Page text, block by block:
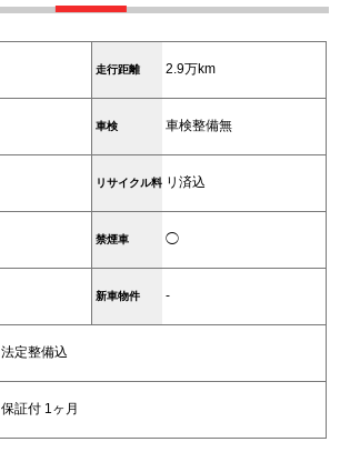
走行距離 2.9万km
車検 車検整備無
リサイクル料 リ済込
禁煙車 ◯
新車物件 -
法定整備込
保証付 1ヶ月